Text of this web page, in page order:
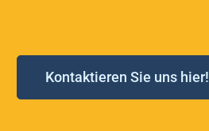
Kontaktieren Sie uns hier!